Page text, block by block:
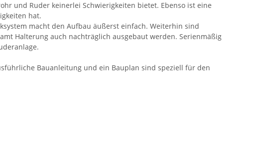
und Ruder keinerlei Schwierigkeiten bietet. Ebenso ist eine
hat.
macht den Aufbau äußerst einfach. Weiterhin sind
Halterung auch nachträglich ausgebaut werden. Serienmäßig
Bauanleitung und ein Bauplan sind speziell für den